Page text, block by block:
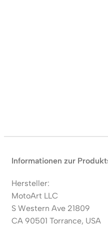
Informationen zur
Hersteller:
MotoArt LLC
S Western Ave 21809
CA 90501 Torrance, USA